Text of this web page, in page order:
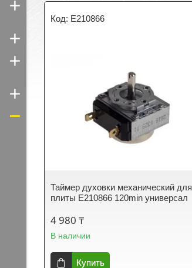
E210866
Таймер духовки механический для
плиты E210866 120min универсал
4 980 ₸
В наличии
Купить